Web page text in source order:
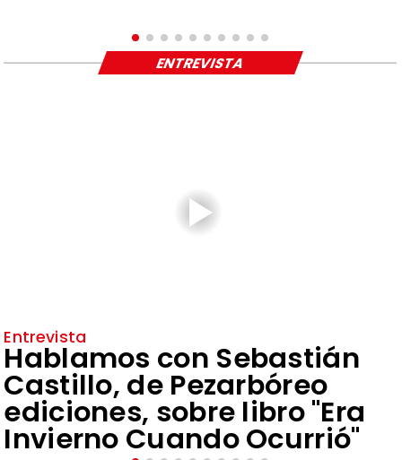
Entrevista
Hablamos con Sebastián
Castillo, de Pezarbóreo
ediciones, sobre libro "Era
Invierno Cuando Ocurrió"
ENTREVISTA